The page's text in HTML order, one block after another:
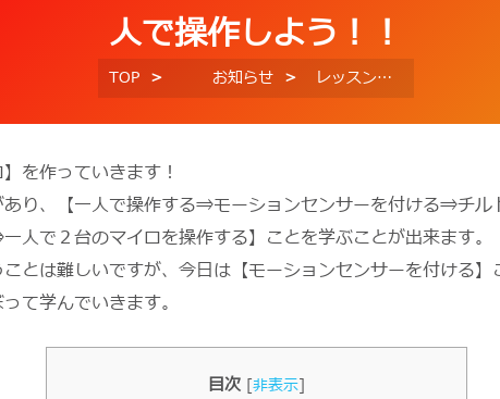
人で操作しよう！！
TOP お知らせ レッスン風景【科学探査機ｰマイロｰ】モーションセンサーで物を発見しよう！作ったロボットを二人で操作しよう！！
を作っていきます！
あり、【一人で操作する⇒モーションセンサーを付ける⇒チ
人で２台のマイロを操作する】ことを学ぶことが出来ます。
とは難しいですが、今日は【モーションセンサーを付ける
て学んでいきます。
目次 [非表示]